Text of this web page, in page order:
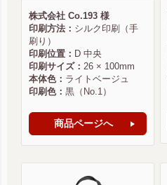
株式会社 Co.193 様
印刷方法： シルク印刷（手
刷り）
印刷位置： D 中央
印刷サイズ： 26 × 100mm
本体色： ライトベージュ
印刷色： 黒（No.1）
商品ページへ